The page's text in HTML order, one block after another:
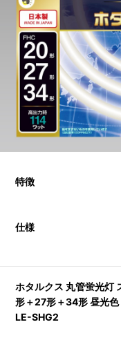
特徴
仕様
ホタルクス 丸管蛍光灯
形＋27形＋34形 昼光
LE-SHG2